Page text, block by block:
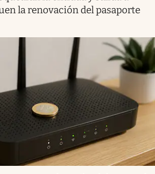
la renovación del pasaporte